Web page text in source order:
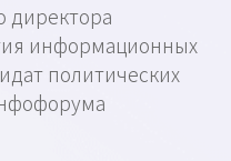
директора
информационных
политических